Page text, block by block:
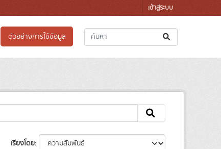
เข้าสู่ระบบ
ตัวอย่างการใช้ข้อมูล
เรียงโดย